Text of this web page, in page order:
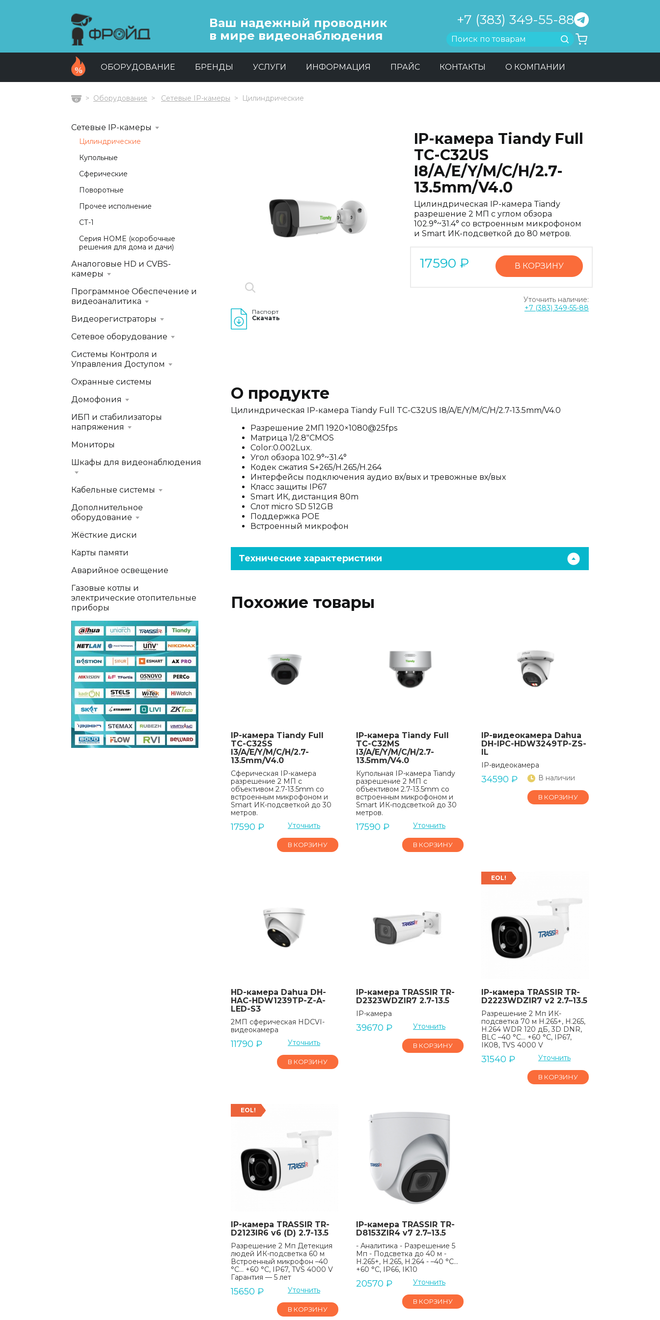
Ваш надежный проводник
в мире видеонаблюдения
+7 (383) 349-55-88
Найти
ОБОРУДОВАНИЕ БРЕНДЫ УСЛУГИ ИНФОРМАЦИЯ ПРАЙС КОНТАКТЫ О КОМПАНИИ
ГлавнаяОборудование Сетевые IP-камеры Цилиндрические
Паспорт
Скачать
IP-камера Tiandy Full
TC-C32US
I8/A/E/Y/M/C/H/2.7-
13.5mm/V4.0
Цилиндрическая IP-камера Tiandy
разрешение 2 МП с углом обзора
102.9°~31.4° со встроенным микрофоном
и Smart ИК-подсветкой до 80 метров.
17590 ₽ В КОРЗИНУ
Уточнить наличие:
+7 (383) 349-55-88
О продукте
Цилиндрическая IP-камера Tiandy Full TC-C32US I8/A/E/Y/M/C/H/2.7-13.5mm/V4.0
Разрешение 2МП 1920×1080@25fps
Матрица 1/2.8"CMOS
Color:0.002Lux.
Угол обзора 102.9°~31.4°
Кодек сжатия S+265/H.265/H.264
Интерфейсы подключения аудио вх/вых и тревожные вх/вых
Класс защиты IP67
Smart ИК, дистанция 80m
Слот micro SD 512GB
Поддержка POE
Встроенный микрофон
Технические характеристики
Похожие товары
IP-камера Tiandy Full
TC-C32SS
I3/A/E/Y/M/C/H/2.7-
13.5mm/V4.0
Сферическая IP-камера
разрешение 2 МП с
объективом 2.7-13.5mm со
встроенным микрофоном и
Smart ИК-подсветкой до 30
метров.
17590 ₽ Уточнить
В КОРЗИНУ
IP-камера Tiandy Full
TC-C32MS
I3/A/E/Y/M/C/H/2.7-
13.5mm/V4.0
Купольная IP-камера Tiandy
разрешение 2 МП с
объективом 2.7-13.5mm со
встроенным микрофоном и
Smart ИК-подсветкой до 30
метров.
17590 ₽ Уточнить
В КОРЗИНУ
IP-видеокамера Dahua
DH-IPC-HDW3249TP-ZS-
IL
IP-видеокамера
34590 ₽ В наличии
В КОРЗИНУ
HD-камера Dahua DH-
HAC-HDW1239TP-Z-A-
LED-S3
2МП сферическая HDCVI-
видеокамера
11790 ₽ Уточнить
В КОРЗИНУ
IP-камера TRASSIR TR-
D2323WDZIR7 2.7-13.5
IP-камера
39670 ₽ Уточнить
В КОРЗИНУ
EOL!
IP-камера TRASSIR TR-
D2223WDZIR7 v2 2.7–13.5
Разрешение 2 Мп ИК-
подсветка 70 м H.265+, H.265,
H.264 WDR 120 дБ, 3D DNR,
BLC –40 °C… +60 °C, IP67,
IK08, TVS 4000 V
31540 ₽ Уточнить
В КОРЗИНУ
EOL!
IP-камера TRASSIR TR-
D2123IR6 v6 (D) 2.7-13.5
Разрешение 2 Мп Детекция
людей ИК-подсветка 60 м
Встроенный микрофон –40
°C… +60 °C, IP67, TVS 4000 V
Гарантия — 5 лет
15650 ₽ Уточнить
В КОРЗИНУ
IP-камера TRASSIR TR-
D8153ZIR4 v7 2.7–13.5
- Аналитика - Разрешение 5
Мп - Подсветка до 40 м -
H.265+, H.265, H.264 - –40 °C...
+60 °C, IP66, IK10
20570 ₽ Уточнить
В КОРЗИНУ
Сетевые IP-камеры
Цилиндрические
Купольные
Сферические
Поворотные
Прочее исполнение
СТ-1
Серия HOME (коробочные
решения для дома и дачи)
Аналоговые HD и CVBS-
камеры
Программное Обеспечение и
видеоаналитика
Видеорегистраторы
Сетевое оборудование
Системы Контроля и
Управления Доступом
Охранные системы
Домофония
ИБП и стабилизаторы
напряжения
Мониторы
Шкафы для видеонаблюдения
Кабельные системы
Дополнительное
оборудование
Жёсткие диски
Карты памяти
Аварийное освещение
Газовые котлы и
электрические отопительные
приборы